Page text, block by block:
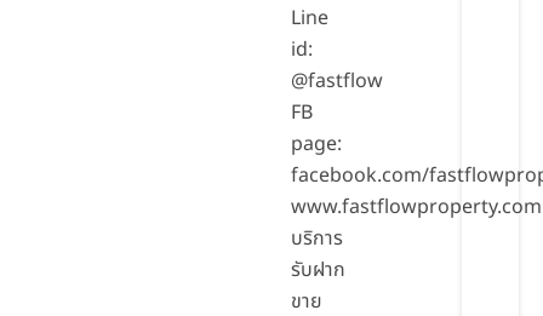
Line
id:
@fastflow
FB
page:
facebook.com/
www.fastflowproperty.com
บริการ
รับฝาก
ขาย